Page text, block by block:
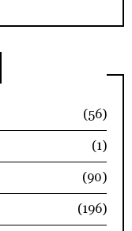
(56)
(1)
(90)
(196)